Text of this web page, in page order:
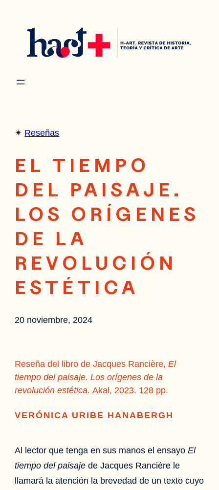
contenido
✴︎ Reseñas
EL TIEMPO
DEL PAISAJE.
LOS ORÍGENES
DE LA
REVOLUCIÓN
ESTÉTICA
20 noviembre, 2024
Reseña del libro de Jacques Rancière, El
tiempo del paisaje. Los orígenes de la
revolución estética.Akal, 2023. 128 pp.
VERÓNICA URIBE HANABERGH
Al lector que tenga en sus manos el ensayoEl
tiempo del paisaje de Jacques Rancière le
llamará la atención la brevedad de un texto cuyo